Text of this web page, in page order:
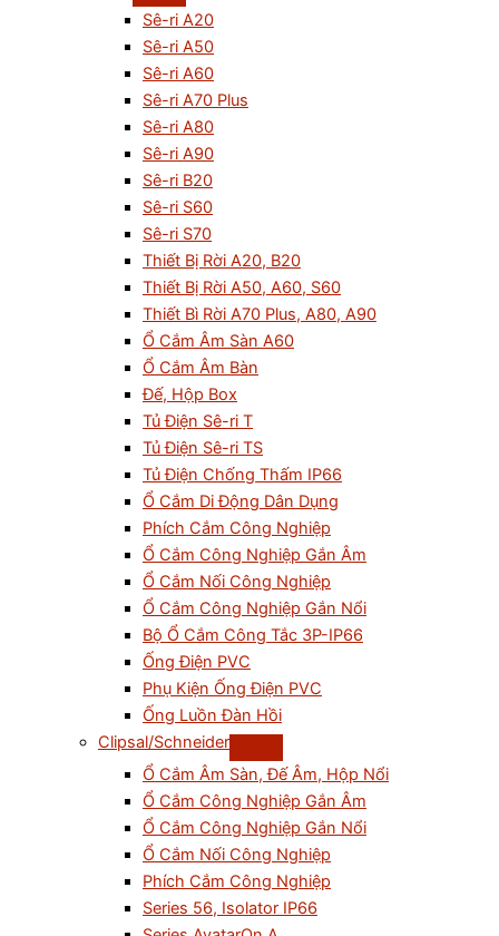
Sê-ri A20
Sê-ri A50
Sê-ri A60
Sê-ri A70 Plus
Sê-ri A80
Sê-ri A90
Sê-ri B20
Sê-ri S60
Sê-ri S70
Thiết Bị Rời A20, B20
Thiết Bị Rời A50, A60, S60
Thiết Bì Rời A70 Plus, A80, A90
Ổ Cắm Âm Sàn A60
Ổ Cắm Âm Bàn
Đế, Hộp Box
Tủ Điện Sê-ri T
Tủ Điện Sê-ri TS
Tủ Điện Chống Thấm IP66
Ổ Cắm Di Động Dân Dụng
Phích Cắm Công Nghiệp
Ổ Cắm Công Nghiệp Gắn Âm
Ổ Cắm Nối Công Nghiệp
Ổ Cắm Công Nghiệp Gắn Nổi
Bộ Ổ Cắm Công Tắc 3P-IP66
Ống Điện PVC
Phụ Kiện Ống Điện PVC
Ống Luồn Đàn Hồi
Clipsal/Schneider
Ổ Cắm Âm Sàn, Đế Âm, Hộp Nổi
Ổ Cắm Công Nghiệp Gắn Âm
Ổ Cắm Công Nghiệp Gắn Nổi
Ổ Cắm Nối Công Nghiệp
Phích Cắm Công Nghiệp
Series 56, Isolator IP66